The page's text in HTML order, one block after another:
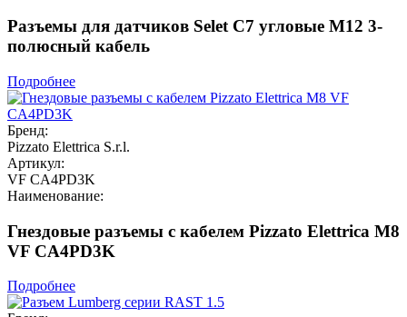
Разъемы для датчиков Selet C7 угловые M12 3-
полюсный кабель
Подробнее
Бренд:
Pizzato Elettrica S.r.l.
Артикул:
VF CA4PD3K
Наименование:
Гнездовые разъемы с кабелем Pizzato Elettrica M8
VF CA4PD3K
Подробнее